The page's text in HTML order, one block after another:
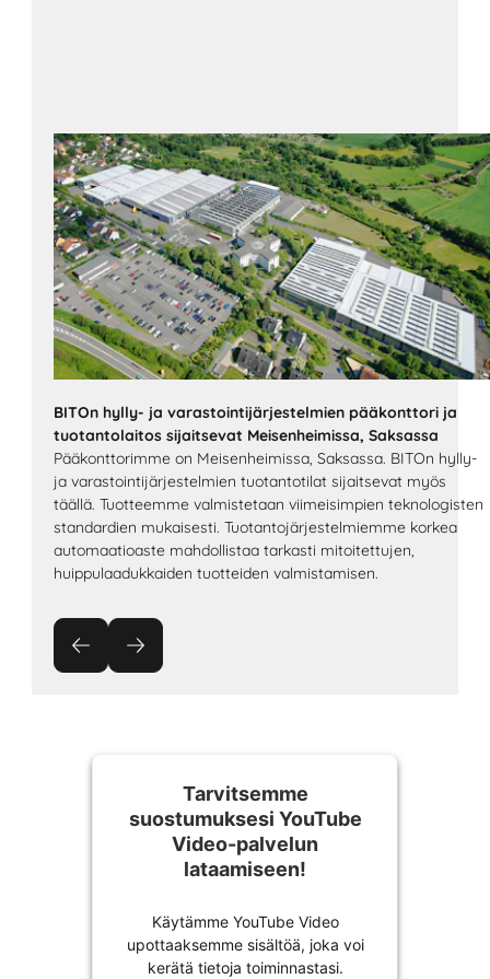
BITOn hylly- ja varastointijärjestelmien pääkonttori ja
tuotantolaitos sijaitsevat Meisenheimissa, Saksassa
Pääkonttorimme on Meisenheimissa, Saksassa. BITOn hylly-
ja varastointijärjestelmien tuotantotilat sijaitsevat myös
täällä. Tuotteemme valmistetaan viimeisimpien teknologisten
standardien mukaisesti. Tuotantojärjestelmiemme korkea
automaatioaste mahdollistaa tarkasti mitoitettujen,
huippulaadukkaiden tuotteiden valmistamisen.
Tarvitsemme
suostumuksesi YouTube
Video-palvelun
lataamiseen!
Käytämme YouTube Video
upottaaksemme sisältöä, joka voi
kerätä tietoja toiminnastasi.